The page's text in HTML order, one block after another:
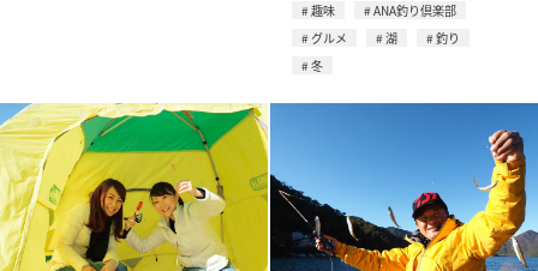
趣味
ANA釣り倶楽部
グルメ
湖
釣り
冬